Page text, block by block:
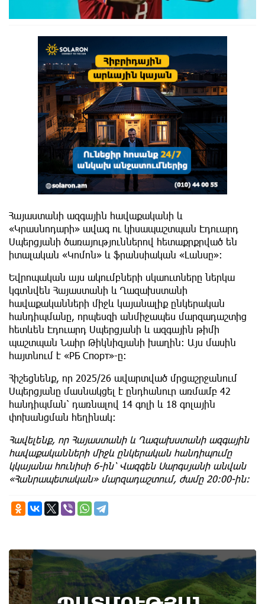
Հայաստանի ազգային հավաքականի և
«Կրասնոդարի» ավագ ու կիսապաշտպան Էդուարդ
Սպերցյանի ծառայություններով հետաքրքրված են
իտալական «Կոմոն» և ֆրանսիական «Լանսը»։
​Եվրոպական այս ակումբների սկաուտները ներկա
կգտնվեն Հայաստանի և Ղազախստանի
հավաքականների միջև կայանալիք ընկերական
հանդիպմանը, որպեսզի անմիջապես մարզադաշտից
հետևեն Էդուարդ Սպերցյանի և ազգային թիմի
պաշտպան Նաիր Թիկնիզյանի խաղին։ Այս մասին
հայտնում է «РБ Спорт»-ը։
​Հիշեցնենք, որ 2025/26 ավարտված մրցաշրջանում
Սպերցյանը մասնակցել է ընդհանուր առմամբ 42
հանդիպման՝ դառնալով 14 գոլի և 18 գոլային
փոխանցման հեղինակ։
Հավելենք, որ Հայաստանի և Ղազախստանի ազգային
հավաքականների միջև ընկերական հանդիպումը
կկայանա հունիսի 6-ին՝ Վազգեն Սարգսյանի անվան
«Հանրապետական» մարզադաշտում, ժամը 20։00-ին։
6th of August